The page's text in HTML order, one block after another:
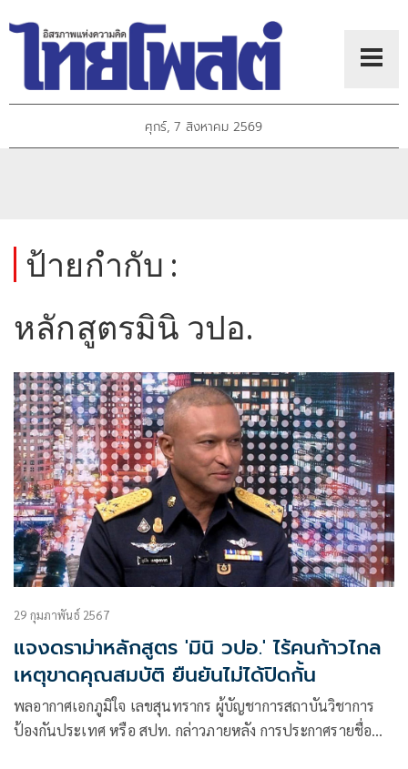
ศุกร์, 7 สิงหาคม 2569
ป้ายกำกับ :
หลักสูตรมินิ วปอ.
29 กุมภาพันธ์ 2567
แจงดราม่าหลักสูตร 'มินิ วปอ.' ไร้คนก้าวไกล
เหตุขาดคุณสมบัติ ยืนยันไม่ได้ปิดกั้น
พลอากาศเอกภูมิใจ เลขสุนทรากร ผู้บัญชาการสถาบันวิชาการ
ป้องกันประเทศ หรือ สปท. กล่าวภายหลัง การประกาศรายชื่อ